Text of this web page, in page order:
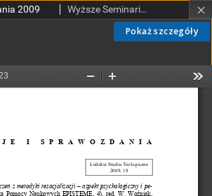
Pokaż szczegóły
2009 Wyższe Seminarium Duchowne w Łodzi